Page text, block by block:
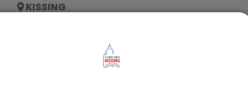
KISSING